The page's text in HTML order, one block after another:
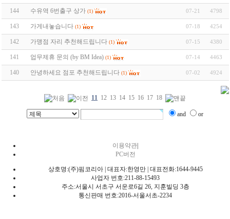
144 수유역 6번출구 상가 (1) 07-21 4798
143 가게내놓습니다 (1) 07-18 4254
142 가맹점 자리 추천해드립니다 (1) 07-15 4380
141 업무제휴 문의 (by BM Idea) (1) 07-14 4463
140 안녕하세요 점포 추천해드립니다 (1) 07-02 4924
11 12 13 14 15 16 17 18
and or
이용약관|
PC버전
상호명:(주)핌코리아 | 대표자:한영만 | 대표전화:1644-9445
사업자 번호:211-88-15493
주소:서울시 서초구 서운로6길 26, 지훈빌딩 3층
통신판매 번호:2016-서울서초-2234